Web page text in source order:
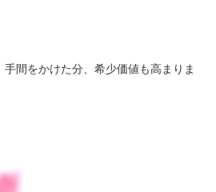
間をかけた分、希少価値も高まりま